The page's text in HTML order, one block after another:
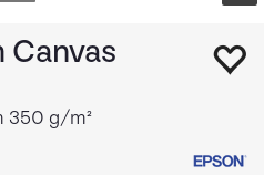
Canvas
350 g/m²